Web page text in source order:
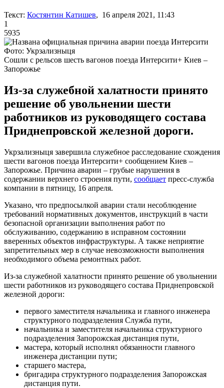
Текст: Костянтин Катишев, 16 апреля 2021, 11:43
1
5935
Фото: Укрзализныця
Сошли с рельсов шесть вагонов поезда Интерсити+ Киев –
Запорожье
Из-за служебной халатности принято
решение об увольнении шести
работников из руководящего состава
Приднепровской железной дороги.
Укрзализныця завершила служебное расследование схождения
шести вагонов поезда Интерсити+ сообщением Киев –
Запорожье. Причина аварии – грубые нарушения в
содержании верхнего строения пути, сообщает пресс-служба
компании в пятницу, 16 апреля.
Указано, что предпосылкой аварии стали несоблюдение
требований нормативных документов, инструкций в части
безопасной организации выполнения работ по
обслуживанию, содержанию в исправном состоянии
вверенных объектов инфраструктуры. А также неприятие
запретительных мер в случае невозможности выполнения
необходимого объема ремонтных работ.
Из-за служебной халатности принято решение об увольнении
шести работников из руководящего состава Приднепровской
железной дороги:
первого заместителя начальника и главного инженера
структурного подразделения Служба пути,
начальника и заместителя начальника структурного
подразделения Запорожская дистанция пути,
мастера, который исполнял обязанности главного
инженера дистанции пути;
старшего мастера,
бригадира структурного подразделения Запорожская
дистанция пути.